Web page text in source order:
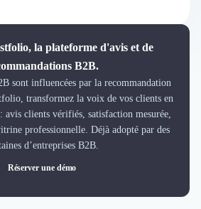
Organisation
Entreprises (RSE)
la plateforme d'avis et de
B2B.
sont influencées par la recommandation
transformez la voix de vos clients en
avis clients vérifiés, satisfaction mesurée,
professionnelle. Déjà adopté par des
d’entreprises B2B.
Réserver une démo